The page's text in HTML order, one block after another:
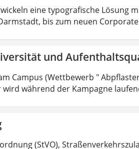
eine typografische Lösung
bis zum neuen
und
Campus (Wettbewerb "
während der Kampagne
(StVO),